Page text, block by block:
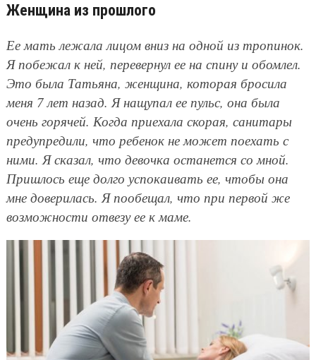
Женщина из прошлого
Ее мать лежала лицом вниз на одной из тропинок.
Я побежал к ней, перевернул ее на спину и обомлел.
Это была Татьяна, женщина, которая бросила
меня 7 лет назад. Я нащупал ее пульс, она была
очень горячей. Когда приехала скорая, санитары
предупредили, что ребенок не может поехать с
ними. Я сказал, что девочка останется со мной.
Пришлось еще долго успокаивать ее, чтобы она
мне доверилась. Я пообещал, что при первой же
возможности отвезу ее к маме.